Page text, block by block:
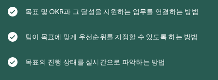
목표 및 OKR과 그 달성을 지원하는 업무를 연결하는 방법
팀이 목표에 맞게 우선순위를 지정할 수 있도록 하는 방법
목표의 진행 상태를 실시간으로 파악하는 방법